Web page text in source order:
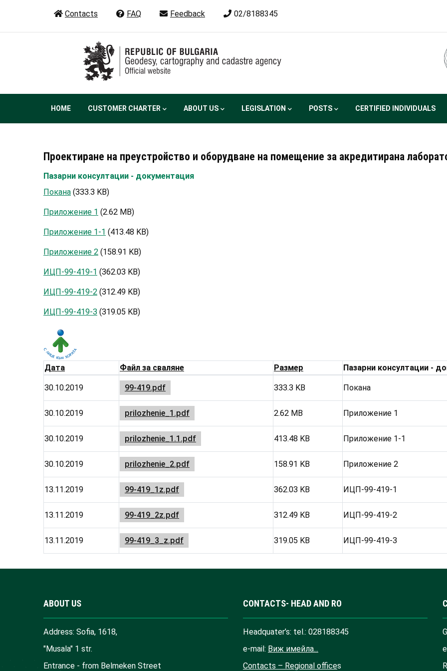
main
Contacts FAQ Feedback 02/8188345
Main
HOME CUSTOMER CHARTER ABOUT US LEGISLATION POSTS CERTIFIED INDIVIDUALS
Проектиране на преустройство и оборудване на помещение за акредитирана
Пазарни консултации - документация
Покана (333.3 KB)
Приложение 1 (2.62 MB)
Приложение 1-1 (413.48 KB)
Приложение 2 (158.91 KB)
ИЦП-99-419-1 (362.03 KB)
ИЦП-99-419-2 (312.49 KB)
ИЦП-99-419-3 (319.05 KB)
Дата Файл за сваляне Размер Пазарни консултации -
30.10.2019 99-419.pdf 333.3 KB Покана
30.10.2019 prilozhenie_1.pdf 2.62 MB Приложение 1
30.10.2019 prilozhenie_1.1.pdf 413.48 KB Приложение 1-1
30.10.2019 prilozhenie_2.pdf 158.91 KB Приложение 2
13.11.2019 99-419_1z.pdf 362.03 KB ИЦП-99-419-1
13.11.2019 99-419_2z.pdf 312.49 KB ИЦП-99-419-2
13.11.2019 99-419_3_z.pdf 319.05 KB ИЦП-99-419-3
ABOUT US
Address: Sofia, 1618,
"Musala" 1 str.
Entrance - from Belmeken Street
CONTACTS- HEAD AND RO
Headquater’s: tel.: 028188345
e-mail: Виж имейла...
Contacts – Regional offices